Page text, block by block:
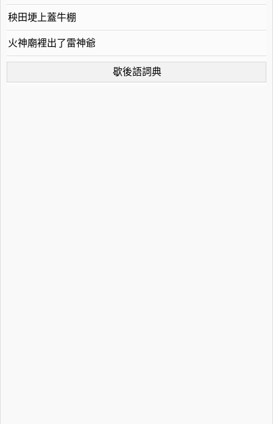
秧田埂上蓋牛棚
火神廟裡出了雷神爺
歇後語詞典